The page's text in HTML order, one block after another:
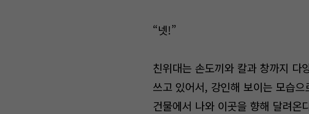
“넷!”
친위대는 손도끼와 칼과 창까지 다
쓰고 있어서, 강인해 보이는 모습
건물에서 나와 이곳을 향해 달려온